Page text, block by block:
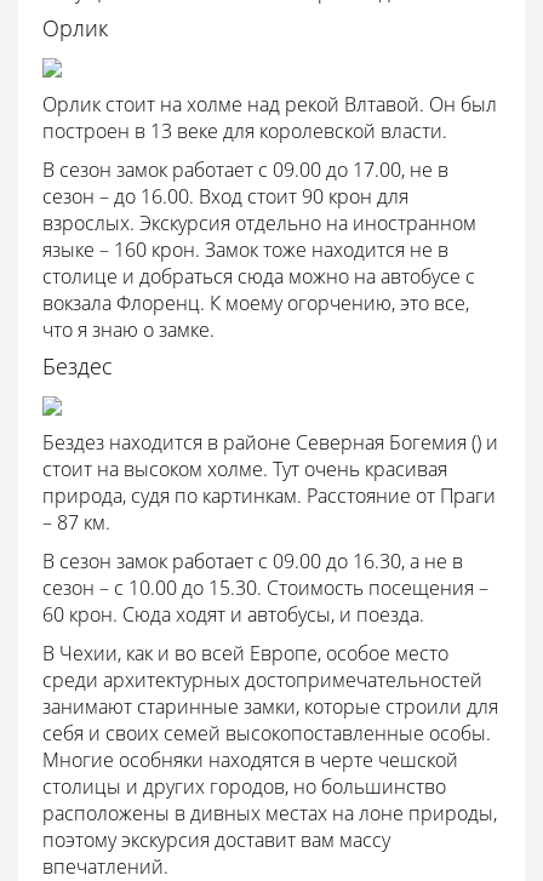
Орлик
Орлик стоит на холме над рекой Влтавой. Он был
построен в 13 веке для королевской власти.
В сезон замок работает с 09.00 до 17.00, не в
сезон – до 16.00. Вход стоит 90 крон для
взрослых. Экскурсия отдельно на иностранном
языке – 160 крон. Замок тоже находится не в
столице и добраться сюда можно на автобусе с
вокзала Флоренц. К моему огорчению, это все,
что я знаю о замке.
Бездес
Бездез находится в районе Северная Богемия () и
стоит на высоком холме. Тут очень красивая
природа, судя по картинкам. Расстояние от Праги
– 87 км.
В сезон замок работает с 09.00 до 16.30, а не в
сезон – с 10.00 до 15.30. Стоимость посещения –
60 крон. Сюда ходят и автобусы, и поезда.
В Чехии, как и во всей Европе, особое место
среди архитектурных достопримечательностей
занимают старинные замки, которые строили для
себя и своих семей высокопоставленные особы.
Многие особняки находятся в черте чешской
столицы и других городов, но большинство
расположены в дивных местах на лоне природы,
поэтому экскурсия доставит вам массу
впечатлений.